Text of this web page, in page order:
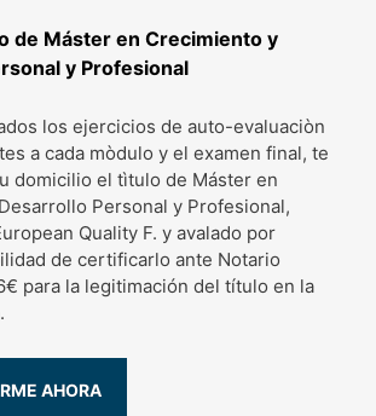
de Máster en Crecimiento y
y Profesional
los ejercicios de auto-evaluaciòn
a cada mòdulo y el examen final, te
domicilio el tìtulo de Máster en
Personal y Profesional,
Quality F. y avalado por
de certificarlo ante Notario
para la legitimación del título en la